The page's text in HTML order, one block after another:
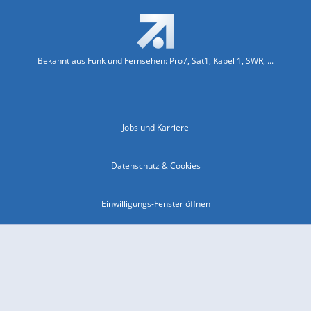
Bekannt aus Funk und Fernsehen: Pro7, Sat1, Kabel 1, SWR, ...
Jobs und Karriere
Datenschutz & Cookies
Einwilligungs-Fenster öffnen